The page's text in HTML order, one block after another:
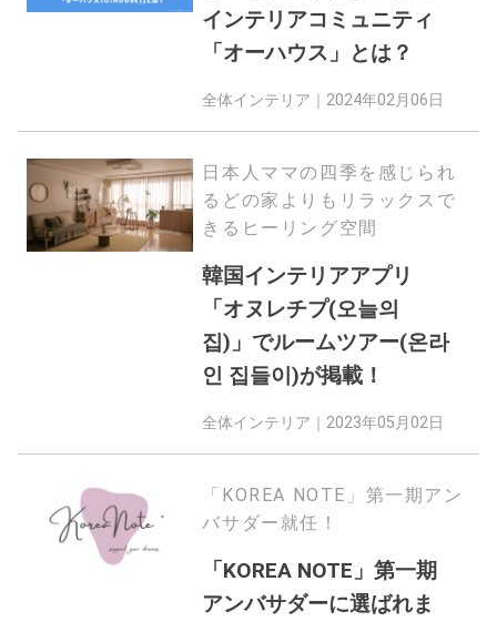
インテリアコミュニティ
「オーハウス」とは？
全体インテリア｜2024年02月06日
日本人ママの四季を感じられ
るどの家よりもリラックスで
きるヒーリング空間
韓国インテリアアプリ
「オヌレチプ(오늘의
집)」でルームツアー(온라
인 집들이)が掲載！
全体インテリア｜2023年05月02日
「KOREA NOTE」第一期アン
バサダー就任！
「KOREA NOTE」第一期
アンバサダーに選ばれま